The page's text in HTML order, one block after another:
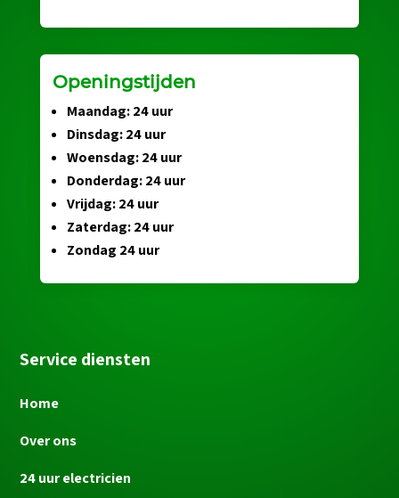
Openingstijden
Maandag: 24 uur
Dinsdag: 24 uur
Woensdag: 24 uur
Donderdag: 24 uur
Vrijdag: 24 uur
Zaterdag: 24 uur
Zondag 24 uur
Service diensten
Home
Over ons
24 uur electricien